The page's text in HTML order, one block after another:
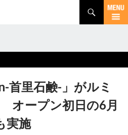
首里石鹸-」がルミ
オープン初日の6月
実施